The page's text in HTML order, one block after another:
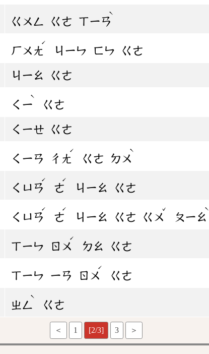
ㄍㄨㄥ ㄍㄜ ㄒㄧㄢ
ˋ
ㄏㄨㄤ
ˊ
ㄐㄧㄣ ㄈㄣ ㄍㄜ
ㄐㄧㄠ ㄍㄜ
ㄑㄧ
ˋ
ㄍㄜ
ㄑㄧㄝ ㄍㄜ
ㄑㄧㄢ ㄔㄤ
ˊ
ㄍㄜ ㄉㄨ
ˋ
ㄑㄩㄢ
ˊ
ㄜ
ˊ
ㄐㄧㄠ ㄍㄜ
ㄑㄩㄢ
ˊ
ㄜ
ˊ
ㄐㄧㄠ ㄍㄜ ㄍㄨ
ˇ
ㄆㄧㄠ
ㄒㄧㄣ ㄖㄨ
ˊ
ㄉㄠ ㄍㄜ
ㄒㄧㄣ ㄧㄢ ㄖㄨ
ˊ
ㄍㄜ
ㄓㄥ
ˋ
ㄍㄜ
＜ 1 [2/3] 3 ＞